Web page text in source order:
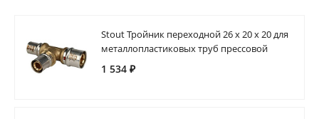
Stout Тройник переходной 26 х 20 х 20 для
металлопластиковых труб прессовой
1 534 ₽